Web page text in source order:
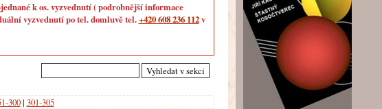
k os. vyzvednutí ( podrobnější informace
vyzvednutí po tel. domluvě tel.+420 608 236 112v
300| 301-305